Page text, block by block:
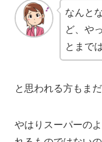
なんと
ど、や
とまで
と思われる方もま
やはりスーパーの